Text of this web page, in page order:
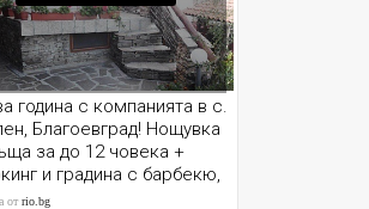
година с компанията в с.
Благоевград! Нощувка
за до 12 човека +
и градина с барбекю,
къща
отrio.bg